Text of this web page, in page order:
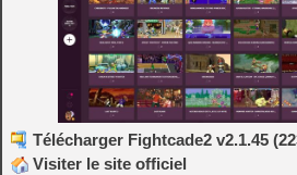
Télécharger Fightcade2 v2.1.45
Visiter le site officiel